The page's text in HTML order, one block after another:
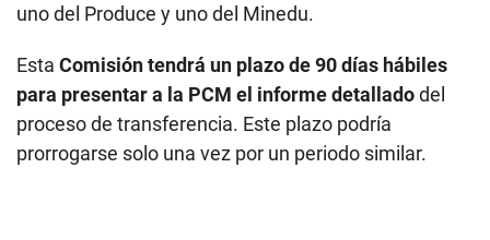
uno del Produce y uno del Minedu.
Esta Comisión tendrá un plazo de 90 días hábiles
para presentar a la PCM el informe detalladodel
proceso de transferencia. Este plazo podría
prorrogarse solo una vez por un periodo similar.